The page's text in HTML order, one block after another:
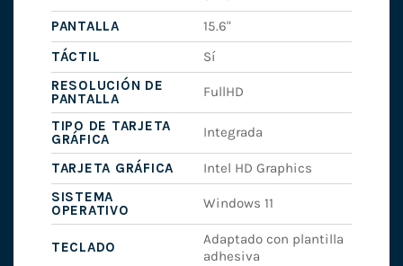
PANTALLA
15.6"
TÁCTIL
Sí
RESOLUCIÓN DE
PANTALLA
FullHD
TIPO DE TARJETA
GRÁFICA
Integrada
TARJETA GRÁFICA
Intel HD Graphics
SISTEMA
OPERATIVO
Windows 11
TECLADO
Adaptado con plantilla
adhesiva